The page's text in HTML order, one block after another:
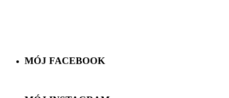
MÓJ FACEBOOK